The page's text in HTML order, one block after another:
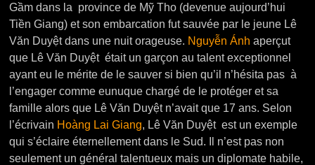
Gầm dans la province de Mỹ Tho (devenue aujourd’hui
Tiền Giang) et son embarcation fut sauvée par le jeune Lê
Văn Duyệt dans une nuit orageuse. Nguyễn Ánh aperçut
que Lê Văn Duyệt était un garçon au talent exceptionnel
ayant eu le mérite de le sauver si bien qu’il n’hésita pas à
l’engager comme eunuque chargé de le protéger et sa
famille alors que Lê Văn Duyệt n’avait que 17 ans. Selon
l’écrivain Hoàng Lai Giang, Lê Văn Duyệt est un exemple
qui s’éclaire éternellement dans le Sud. Il n’est pas non
seulement un général talentueux mais un diplomate habile,